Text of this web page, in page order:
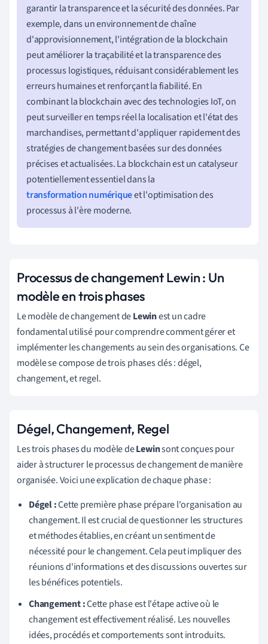
garantir la transparence et la sécurité des données. Par
exemple, dans un environnement de chaîne
d'approvisionnement, l'intégration de la blockchain
peut améliorer la traçabilité et la transparence des
processus logistiques, réduisant considérablement les
erreurs humaines et renforçant la fiabilité. En
combinant la blockchain avec des technologies IoT, on
peut surveiller en temps réel la localisation et l'état des
marchandises, permettant d'appliquer rapidement des
stratégies de changement basées sur des données
précises et actualisées. La blockchain est un catalyseur
potentiellement essentiel dans la
transformation numériqueet l'optimisation des
processus à l'ère moderne.
Processus de changement Lewin : Un
modèle en trois phases
Le modèle de changement deLewinest un cadre
fondamental utilisé pour comprendre comment gérer et
implémenter les changements au sein des organisations. Ce
modèle se compose de trois phases clés : dégel,
changement, et regel.
Dégel, Changement, Regel
Les trois phases du modèle deLewinsont conçues pour
aider à structurer le processus de changement de manière
organisée. Voici une explication de chaque phase :
Dégel :Cette première phase prépare l'organisation au
changement. Il est crucial de questionner les structures
et méthodes établies, en créant un sentiment de
nécessité pour le changement. Cela peut impliquer des
réunions d'informations et des discussions ouvertes sur
les bénéfices potentiels.
Changement :Cette phase est l'étape active où le
changement est effectivement réalisé. Les nouvelles
idées, procédés et comportements sont introduits.